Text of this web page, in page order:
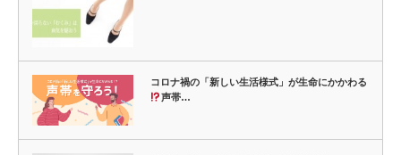
コロナ禍の「新しい生活様式」が生命にかかわる
声帯…